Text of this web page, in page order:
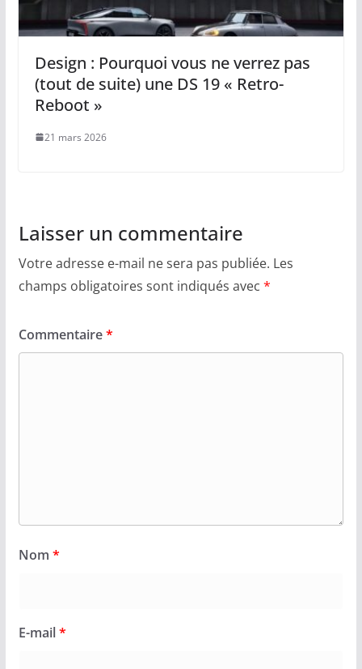
Design : Pourquoi vous ne verrez pas
(tout de suite) une DS 19 « Retro-
Reboot »
21 mars 2026
Laisser un commentaire
Votre adresse e-mail ne sera pas publiée. Les
champs obligatoires sont indiqués avec *
Commentaire*
Nom *
E-mail*